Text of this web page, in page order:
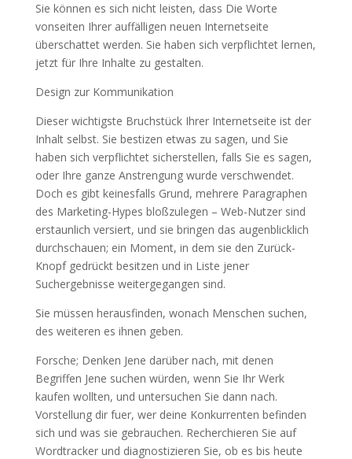
Sie können es sich nicht leisten, dass Die Worte
vonseiten Ihrer auffälligen neuen Internetseite
überschattet werden. Sie haben sich verpflichtet lernen,
jetzt für Ihre Inhalte zu gestalten.
Design zur Kommunikation
Dieser wichtigste Bruchstück Ihrer Internetseite ist der
Inhalt selbst. Sie bestizen etwas zu sagen, und Sie
haben sich verpflichtet sicherstellen, falls Sie es sagen,
oder Ihre ganze Anstrengung wurde verschwendet.
Doch es gibt keinesfalls Grund, mehrere Paragraphen
des Marketing-Hypes bloßzulegen – Web-Nutzer sind
erstaunlich versiert, und sie bringen das augenblicklich
durchschauen; ein Moment, in dem sie den Zurück-
Knopf gedrückt besitzen und in Liste jener
Suchergebnisse weitergegangen sind.
Sie müssen herausfinden, wonach Menschen suchen,
des weiteren es ihnen geben.
Forsche; Denken Jene darüber nach, mit denen
Begriffen Jene suchen würden, wenn Sie Ihr Werk
kaufen wollten, und untersuchen Sie dann nach.
Vorstellung dir fuer, wer deine Konkurrenten befinden
sich und was sie gebrauchen. Recherchieren Sie auf
Wordtracker und diagnostizieren Sie, ob es bis heute